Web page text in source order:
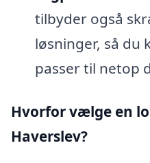
tilbyder også
løsninger, så du
passer til netop
Hvorfor vælge en
Haverslev?